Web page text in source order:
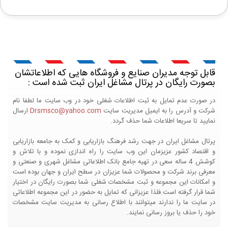
قابل توجه مدیران صنایع و فروشگاه هایی که اطلاعاتشان
بصورت رایگان در پرتال مشاغل ایران ثبت شده است :
در صورت عدم تمایل به ثبت اطلاعات شغلی خود در وب سایت ما لطفا نام
شرکت و آدرس را به ایمیل مدیریت سایت Drsmsco@yahoo.comارسال
نمایید تا سریعا اطلاعات شما حذف گردد.
پرتال مشاغل ایران در جهت رشد فرهنگ بازاریابی و کمک به جامعه بازاریابی
و اقتصاد کشور عزیزمان این وب سایت را راه اندازی نموده و با تلاش و
کوشش 4 ساله سعی در تهیه جامع بانک اطلاعاتی مشاغل شهری و صنعتی و
معرفی برند شرکت و محصولات شما عزیزان در سطح ایران و جهان بوده است
و امکانات این مجموعه و ثبت مشخصات شغلی شما بصورت رایگان در اختیار
شما قرار گرفته است.فلذا عزیزانی که تمایل به حضور در این مجموعه اطلاعاتی
در سایت ما را ندارند میتوانند با اطلاع رسانی به مدیریت سایت مشخصات
خود را حذف یا بروز رسانی نمایند.